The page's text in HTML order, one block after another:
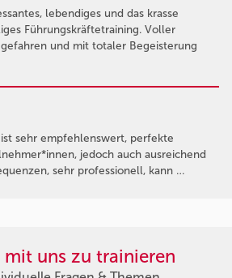
lebendiges und das krasse
Führungskräftetraining. Voller
und mit totaler Begeisterung
sehr empfehlenswert, perfekte
jedoch auch ausreichend
sehr professionell, kann …
mit uns zu trainieren